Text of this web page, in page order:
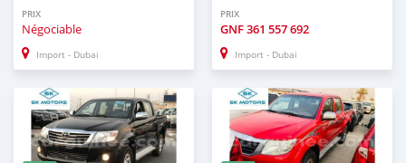
PRIX
Négociable
Import - Dubai
PRIX
GNF361 557 692
Import - Dubai